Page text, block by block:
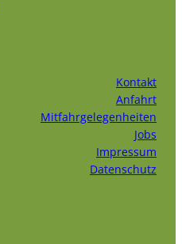
Kontakt
Anfahrt
Mitfahrgelegenheiten
Jobs
Impressum
Datenschutz